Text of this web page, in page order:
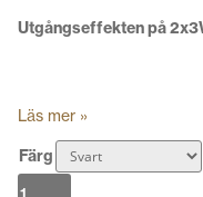
Utgångseffekten på
Läs mer »
Färg
Line